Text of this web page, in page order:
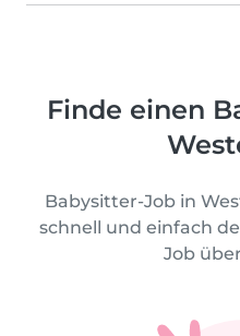
Finde einen
Babysitter-Job in
schnell und einfach
Job